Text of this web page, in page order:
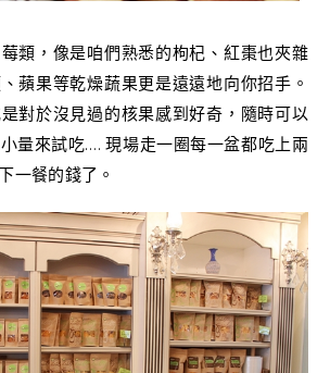
類，像是咱們熟悉的枸杞、紅棗也夾雜
蘋果等乾燥蔬果更是遠遠地向你招手。
對於沒見過的核果感到好奇，隨時可以
量來試吃…. 現場走一圈每一盆都吃上兩
一餐的錢了。